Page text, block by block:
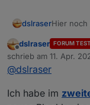
dslraserHier noch
Die
an/aus
Offline
dslraser FORUM
schrieb am 11. Apr.
zuletzt editiert von
@dslraser
Ich habe im